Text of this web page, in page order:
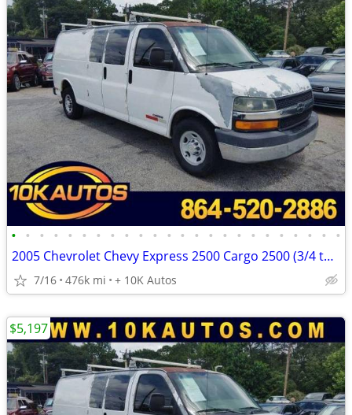
• • • • • • • • • • • • • • • • • • • • • • • •
2005 Chevrolet Chevy Express 2500 Cargo 2500 (3/4 ton)
7/16 476k mi + 10K Autos
$5,197